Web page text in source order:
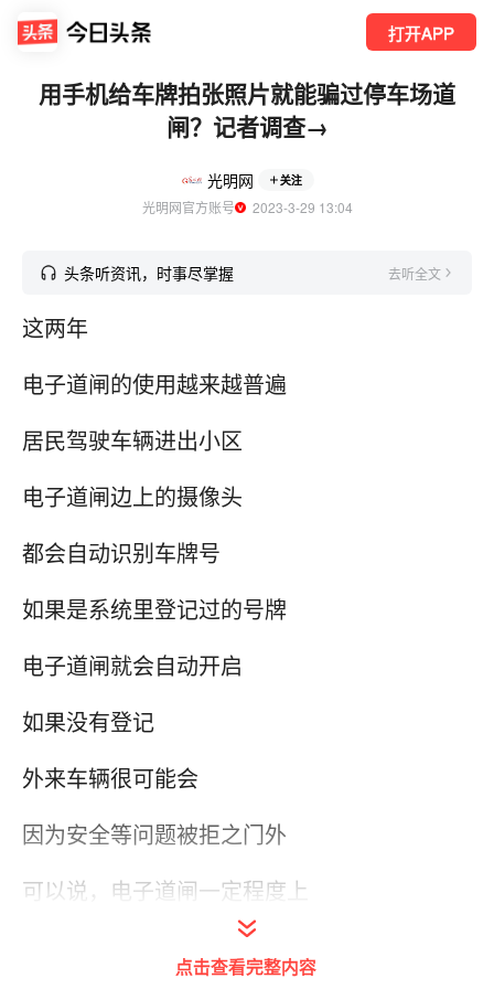
打开APP
用手机给车牌拍张照片就能骗过停车场道
闸？记者调查→
光明网 关注
光明网官方账号
  2023-3-29 13:04
头条听资讯，时事尽掌握 去听全文
这两年
电子道闸的使用越来越普遍
居民驾驶车辆进出小区
电子道闸边上的摄像头
都会自动识别车牌号
如果是系统里登记过的号牌
电子道闸就会自动开启
如果没有登记
外来车辆很可能会
因为安全等问题被拒之门外
可以说，电子道闸一定程度上
点击查看完整内容